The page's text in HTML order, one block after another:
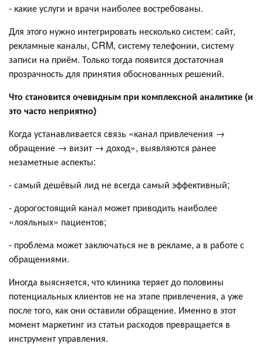
- какие услуги и врачи наиболее востребованы.
Для этого нужно интегрировать несколько систем: сайт,
рекламные каналы, CRM, систему телефонии, систему
записи на приём. Только тогда появится достаточная
прозрачность для принятия обоснованных решений.
Что становится очевидным при комплексной аналитике (и
это часто неприятно)
Когда устанавливается связь «канал привлечения →
обращение → визит → доход», выявляются ранее
незаметные аспекты:
- самый дешёвый лид не всегда самый эффективный;
- дорогостоящий канал может приводить наиболее
«лояльных» пациентов;
- проблема может заключаться не в рекламе, а в работе с
обращениями.
Иногда выясняется, что клиника теряет до половины
потенциальных клиентов не на этапе привлечения, а уже
после того, как они оставили обращение. Именно в этот
момент маркетинг из статьи расходов превращается в
инструмент управления.